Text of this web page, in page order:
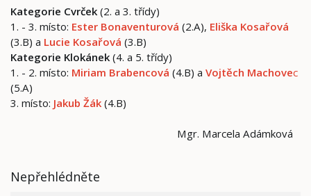
Kategorie Cvrček(2. a 3. třídy)
1. - 3. místo: Ester Bonaventurová (2.A), Eliška Kosařová
(3.B) a Lucie Kosařová (3.B)
Kategorie Klokánek(4. a 5. třídy)
1. - 2. místo: Miriam Brabencová (4.B) a Vojtěch Machovec
(5.A)
3. místo: Jakub Žák (4.B)
Mgr. Marcela Adámková
Nepřehlédněte